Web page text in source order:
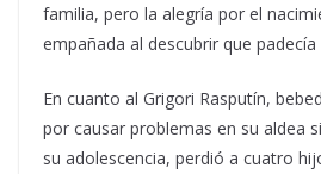
familia, pero la alegría por el
empañada al descubrir que padecía
En cuanto al Grigori Rasputín,
por causar problemas en su aldea
su adolescencia, perdió a cuatro